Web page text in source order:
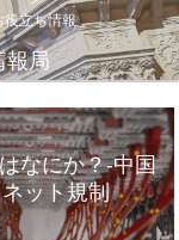
立ち情報
報局
なにか？-中国
ット規制